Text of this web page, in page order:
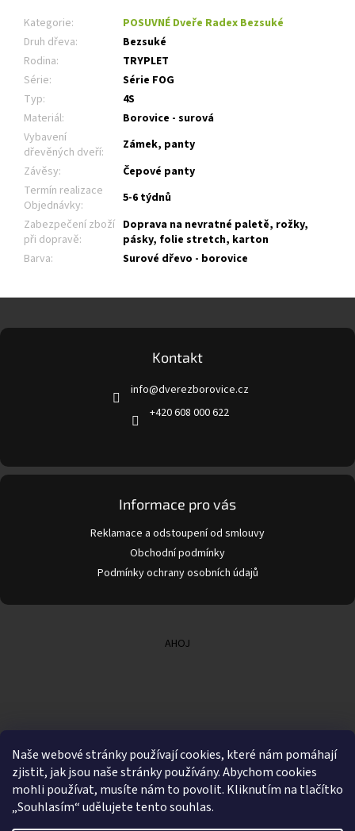
Naše webové stránky používají cookies, které nám pomáhají
zjistit, jak jsou naše stránky používány. Abychom cookies
mohli používat, musíte nám to povolit. Kliknutím na tlačítko
„Souhlasím“ udělujete tento souhlas.
Kategorie:
POSUVNÉ Dveře Radex Bezsuké
Druh dřeva:
Bezsuké
Rodina:
TRYPLET
Série:
Série FOG
Typ:
4S
Materiál:
Borovice - surová
Vybavení
dřevěných dveří:
Zámek, panty
Závěsy:
Čepové panty
Termín realizace
Objednávky:
5-6 týdnů
Zabezpečení zboží
při dopravě:
Doprava na nevratné paletě, rožky,
pásky, folie stretch, karton
Barva: Surové dřevo - borovice
p
Kontakt
info@dverezborovice.cz
+420 608 000 622
Informace pro vás
Reklamace a odstoupení od smlouvy
Obchodní podmínky
Podmínky ochrany osobních údajů
AHOJ